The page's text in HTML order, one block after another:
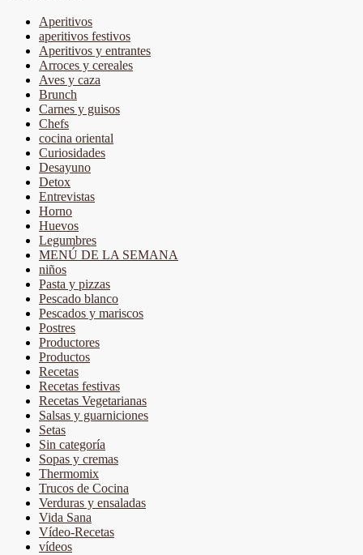
Aperitivos
aperitivos festivos
Aperitivos y entrantes
Arroces y cereales
Aves y caza
Brunch
Carnes y guisos
Chefs
cocina oriental
Curiosidades
Desayuno
Detox
Entrevistas
Horno
Huevos
Legumbres
MENÚ DE LA SEMANA
niños
Pasta y pizzas
Pescado blanco
Pescados y mariscos
Postres
Productores
Productos
Recetas
Recetas festivas
Recetas Vegetarianas
Salsas y guarniciones
Setas
Sin categoría
Sopas y cremas
Thermomix
Trucos de Cocina
Verduras y ensaladas
Vida Sana
Vídeo-Recetas
vídeos